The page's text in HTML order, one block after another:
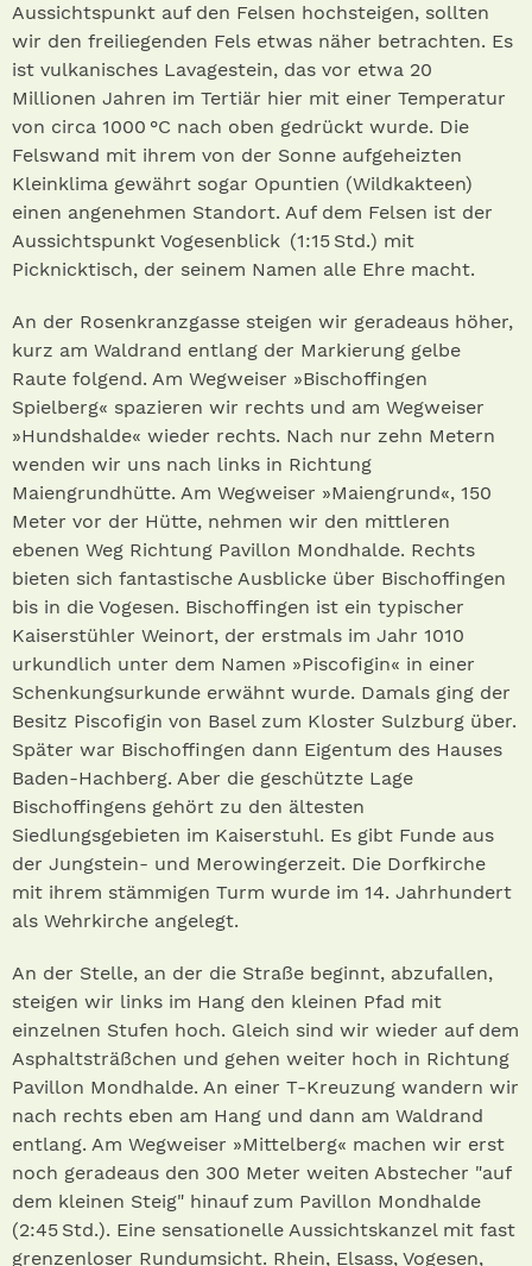
Aussichtspunkt auf den Felsen hochsteigen, sollten
wir den freiliegenden Fels etwas näher betrachten. Es
ist vulkanisches Lavagestein, das vor etwa 20
Millionen Jahren im Tertiär hier mit einer Temperatur
von circa 1000 °C nach oben gedrückt wurde. Die
Felswand mit ihrem von der Sonne aufgeheizten
Kleinklima gewährt sogar Opuntien (Wildkakteen)
einen angenehmen Standort. Auf dem Felsen ist der
Aussichtspunkt Vogesenblick (1:15 Std.) mit
Picknicktisch, der seinem Namen alle Ehre macht.
An der Rosenkranzgasse steigen wir geradeaus höher,
kurz am Waldrand entlang der Markierung gelbe
Raute folgend. Am Wegweiser »Bischoffingen
Spielberg« spazieren wir rechts und am Wegweiser
»Hundshalde« wieder rechts. Nach nur zehn Metern
wenden wir uns nach links in Richtung
Maiengrundhütte. Am Wegweiser »Maiengrund«, 150
Meter vor der Hütte, nehmen wir den mittleren
ebenen Weg Richtung Pavillon Mondhalde. Rechts
bieten sich fantastische Ausblicke über Bischoffingen
bis in die Vogesen. Bischoffingen ist ein typischer
Kaiserstühler Weinort, der erstmals im Jahr 1010
urkundlich unter dem Namen »Piscofigin« in einer
Schenkungsurkunde erwähnt wurde. Damals ging der
Besitz Piscofigin von Basel zum Kloster Sulzburg über.
Später war Bischoffingen dann Eigentum des Hauses
Baden-Hachberg. Aber die geschützte Lage
Bischoffingens gehört zu den ältesten
Siedlungsgebieten im Kaiserstuhl. Es gibt Funde aus
der Jungstein- und Merowingerzeit. Die Dorfkirche
mit ihrem stämmigen Turm wurde im 14. Jahrhundert
als Wehrkirche angelegt.
An der Stelle, an der die Straße beginnt, abzufallen,
steigen wir links im Hang den kleinen Pfad mit
einzelnen Stufen hoch. Gleich sind wir wieder auf dem
Asphaltsträßchen und gehen weiter hoch in Richtung
Pavillon Mondhalde. An einer T-Kreuzung wandern wir
nach rechts eben am Hang und dann am Waldrand
entlang. Am Wegweiser »Mittelberg« machen wir erst
noch geradeaus den 300 Meter weiten Abstecher "auf
dem kleinen Steig" hinauf zum Pavillon Mondhalde
(2:45 Std.) . Eine sensationelle Aussichtskanzel mit fast
grenzenloser Rundumsicht. Rhein, Elsass, Vogesen,